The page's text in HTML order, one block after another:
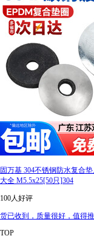
固万基 304不锈钢防水复合
大全 M5.5x25[50只]304
100人好评
货已收到，质量很好，值得
TOP